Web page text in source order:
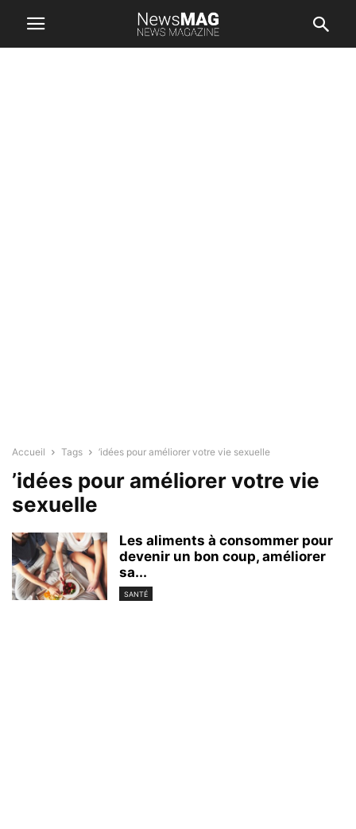
Accueil Tags ’idées pour améliorer votre vie sexuelle
’idées pour améliorer votre vie
sexuelle
Les aliments à consommer pour
devenir un bon coup, améliorer
sa...
SANTÉ